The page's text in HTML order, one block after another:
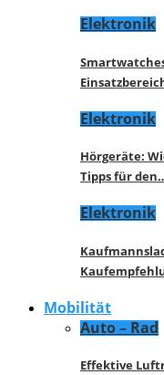
Elektronik
Elektronik
Hörgeräte:
Tipps für
Elektronik
Mobilität
Auto – Rad
Effektive